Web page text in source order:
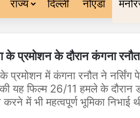
राज्य दिल्ली नोएडा
के प्रमोशन के दौरान कंगना
के प्रमोशन में कंगना रनौत ने
यह फिल्म 26/11 हमले के दौरान
में भी महत्वपूर्ण भूमिका निभाई